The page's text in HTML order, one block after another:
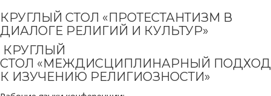
КРУГЛЫЙ СТОЛ «ПРОТЕСТАНТИЗМ В
ДИАЛОГЕ РЕЛИГИЙ И КУЛЬТУР»
КРУГЛЫЙ
СТОЛ «МЕЖДИСЦИПЛИНАРНЫЙ ПОДХОД
К ИЗУЧЕНИЮ РЕЛИГИОЗНОСТИ»